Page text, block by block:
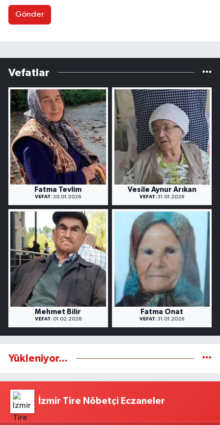
Gönder
Vefatlar
Fatma Tevlim
VEFAT: 30.01.2026
Vesile Aynur Arıkan
VEFAT: 31.01.2026
Mehmet Bilir
VEFAT:01.02.2026
Fatma Onat
VEFAT: 31.01.2026
Yükleniyor...
İzmir Tire Nöbetçi Eczaneler